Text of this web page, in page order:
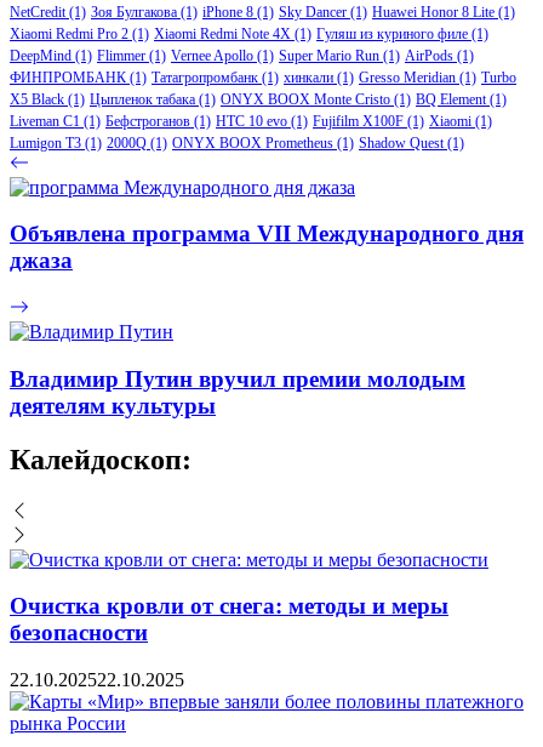
NetCredit (1) Зоя Булгакова (1) iPhone 8 (1) Sky Dancer (1) Huawei Honor 8 Lite (1)
Xiaomi Redmi Pro 2 (1) Xiaomi Redmi Note 4X (1) Гуляш из куриного филе (1)
DeepMind (1) Flimmer (1) Vernee Apollo (1) Super Mario Run (1) AirPods (1)
ФИНПРОМБАНК (1) Татагропромбанк (1) хинкали (1) Gresso Meridian (1) Turbo
X5 Black (1) Цыпленок табака (1) ONYX BOOX Monte Cristo (1) BQ Element (1)
Liveman C1 (1) Бефстроганов (1) HTC 10 evo (1) Fujifilm X100F (1) Xiaomi (1)
Lumigon T3 (1) 2000Q (1) ONYX BOOX Prometheus (1) Shadow Quest (1)
Объявлена программа VII Международного дня
джаза
Владимир Путин вручил премии молодым
деятелям культуры
Калейдоскоп:
Очистка кровли от снега: методы и меры
безопасности
22.10.202522.10.2025